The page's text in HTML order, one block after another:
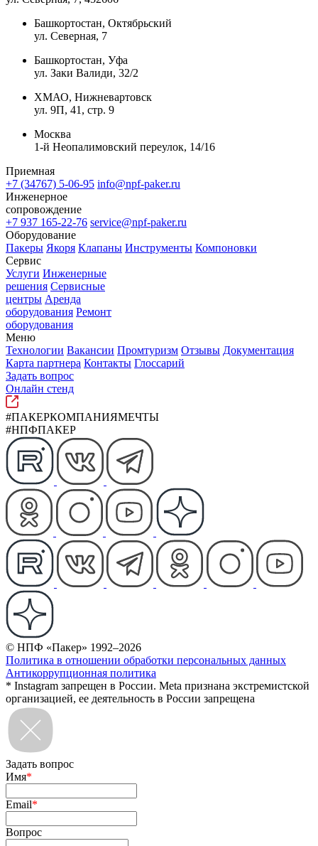
Башкортостан, Октябрьский
ул. Северная, 7
Башкортостан, Уфа
ул. Заки Валиди, 32/2
ХМАО, Нижневартовск
ул. 9П, 41, стр. 9
Москва
1-й Неопалимовский переулок, 14/16
Приемная
+7 (34767) 5-06-95 info@npf-paker.ru
Инженерное
сопровождение
+7 937 165-22-76 service@npf-paker.ru
Оборудование
Пакеры Якоря Клапаны Инструменты Компоновки
Сервис
Услуги Инженерные
решения Сервисные
центры Аренда
оборудования Ремонт
оборудования
Меню
Технологии Вакансии Промтуризм Отзывы Документация
Карта партнера Контакты Глоссарий
Задать вопрос
Онлайн стенд
#ПАКЕРКОМПАНИЯМЕЧТЫ
#НПФПАКЕР
© НПФ «Пакер» 1992–2026
Политика в отношении обработки персональных данных
Антикоррупционная политика
* Instagram запрещен в России. Meta признана экстремистской
организацией, ее деятельность в России запрещена
Задать вопрос
Имя*
Email*
Вопрос